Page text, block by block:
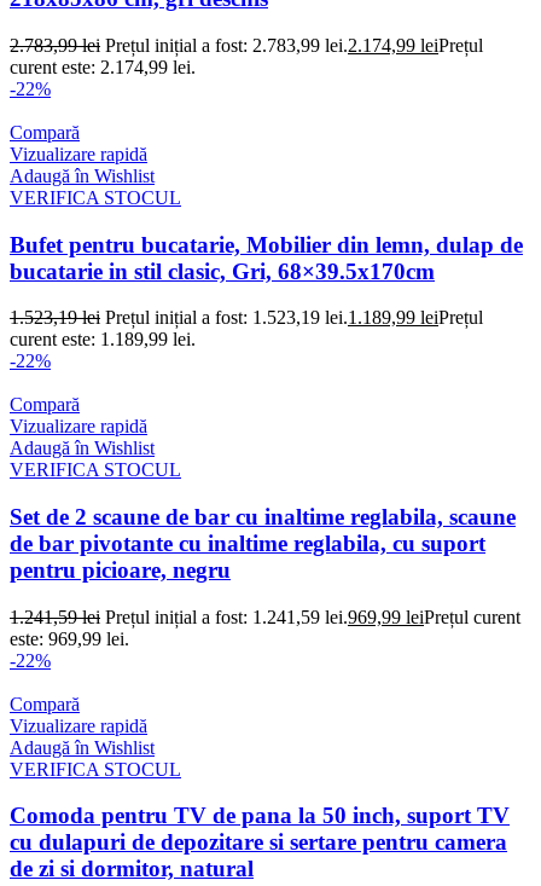
2.783,99lei Prețul inițial a fost: 2.783,99 lei.2.174,99 leiPrețul
curent este: 2.174,99 lei.
-22%
Compară
Vizualizare rapidă
Adaugă în Wishlist
VERIFICA STOCUL
Bufet pentru bucatarie, Mobilier din lemn, dulap de
bucatarie in stil clasic, Gri, 68×39.5x170cm
1.523,19lei Prețul inițial a fost: 1.523,19 lei.1.189,99 leiPrețul
curent este: 1.189,99 lei.
-22%
Compară
Vizualizare rapidă
Adaugă în Wishlist
VERIFICA STOCUL
Set de 2 scaune de bar cu inaltime reglabila, scaune
de bar pivotante cu inaltime reglabila, cu suport
pentru picioare, negru
1.241,59lei Prețul inițial a fost: 1.241,59 lei.969,99 leiPrețul curent
este: 969,99 lei.
-22%
Compară
Vizualizare rapidă
Adaugă în Wishlist
VERIFICA STOCUL
Comoda pentru TV de pana la 50 inch, suport TV
cu dulapuri de depozitare si sertare pentru camera
de zi si dormitor, natural